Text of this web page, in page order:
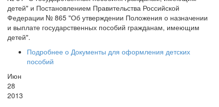
детей" и Постановлением Правительства Российской
Федерации № 865 "Об утверждении Положения о назначении
и выплате государственных пособий гражданам, имеющим
детей".
Подробнее о Документы для оформления детских
пособий
Июн
28
2013